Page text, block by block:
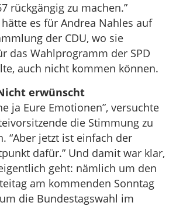
rückgängig zu machen.”
es für Andrea Nahles auf
der CDU, wo sie
das Wahlprogramm der SPD
auch nicht kommen können.
erwünscht
ja Eure Emotionen”, versuchte
die Stimmung zu
“Aber jetzt ist einfach der
dafür.” Und damit war klar,
geht: nämlich um den
am kommenden Sonntag
die Bundestagswahl im